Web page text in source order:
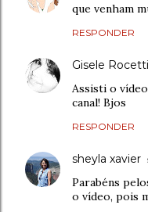
que venham
RESPONDER
Gisele Rocetti
Assisti o
canal! Bjos
RESPONDER
sheyla xavier
Parabéns
o vídeo, pois